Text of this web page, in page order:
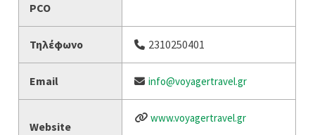
PCO
Τηλέφωνο 2310250401
Email info@voyagertravel.gr
Website
www.voyagertravel.gr